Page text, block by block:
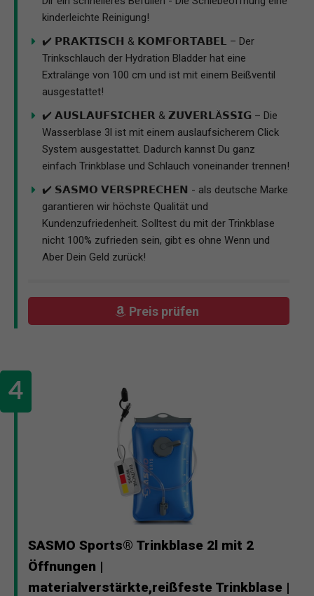
kinderleichte Reinigung!
✔️ 𝗣𝗥𝗔𝗞𝗧𝗜𝗦𝗖𝗛 & 𝗞𝗢𝗠𝗙𝗢𝗥𝗧𝗔𝗕𝗘𝗟 – Der
Trinkschlauch der Hydration Bladder hat eine
Extralänge von 100 cm und ist mit einem Beißventil
ausgestattet!
✔️ 𝗔𝗨𝗦𝗟𝗔𝗨𝗙𝗦𝗜𝗖𝗛𝗘𝗥 & 𝗭𝗨𝗩𝗘𝗥𝗟Ä𝗦𝗦𝗜𝗚 – Die
Wasserblase 3l ist mit einem auslaufsicherem Click
System ausgestattet. Dadurch kannst Du ganz
einfach Trinkblase und Schlauch voneinander trennen!
✔️ 𝗦𝗔𝗦𝗠𝗢 𝗩𝗘𝗥𝗦𝗣𝗥𝗘𝗖𝗛𝗘𝗡 - als deutsche Marke
garantieren wir höchste Qualität und
Kundenzufriedenheit. Solltest du mit der Trinkblase
nicht 100% zufrieden sein, gibt es ohne Wenn und
Aber Dein Geld zurück!
Preis prüfen
SASMO Sports® Trinkblase 2l mit 2
Öffnungen |
materialverstärkte,reißfeste Trinkblase |